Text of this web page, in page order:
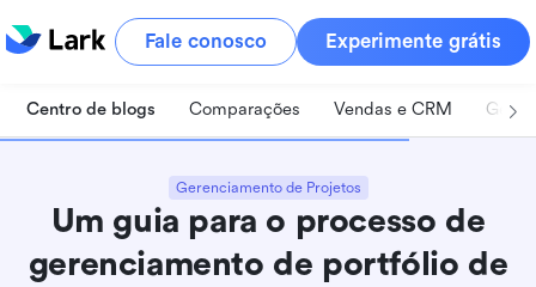
Fale conosco Experimente grátis
Centro de blogs Comparações Vendas e CRM
Gerenciamento de Projetos
Um guia para o processo de
gerenciamento de portfólio de